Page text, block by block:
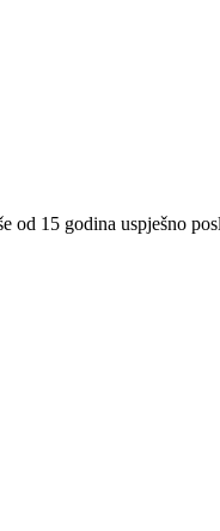
15 godina uspješno